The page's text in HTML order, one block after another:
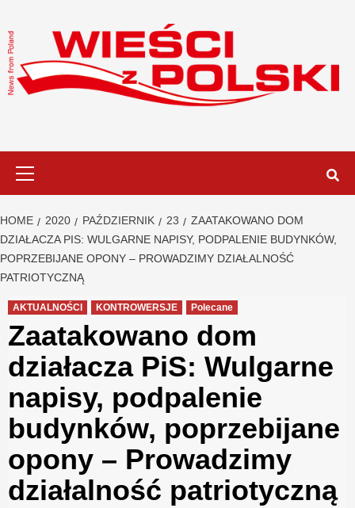
to
content
HOME 2020 PAŹDZIERNIK 23
ZAATAKOWANO DOM
DZIAŁACZA PIS: WULGARNE NAPISY, PODPALENIE BUDYNKÓW,
POPRZEBIJANE OPONY – PROWADZIMY DZIAŁALNOŚĆ
PATRIOTYCZNĄ
AKTUALNOŚCI KONTROWERSJE Polecane
Zaatakowano dom
działacza PiS: Wulgarne
napisy, podpalenie
budynków, poprzebijane
opony – Prowadzimy
działalność patriotyczną